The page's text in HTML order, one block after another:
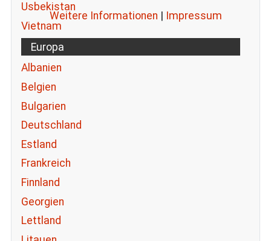
Usbekistan
Vietnam
Europa
Albanien
Belgien
Bulgarien
Deutschland
Estland
Frankreich
Finnland
Georgien
Lettland
Weitere Informationen | Impressum